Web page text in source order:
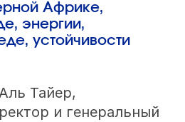
Африке,
энергии,
устойчивости
Тайер,
и генеральный